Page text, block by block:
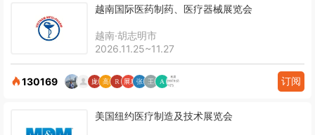
越南国际医药制药、医疗器械展览会
越南·胡志明市
2026.11.25~11.27
130169 订阅
美国纽约医疗制造及技术展览会